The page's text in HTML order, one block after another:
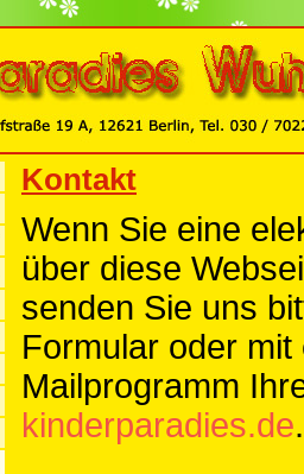
Kontakt
Wenn Sie eine
über diese
senden Sie uns
Formular oder mit
Mailprogramm
kinderparadies.de.